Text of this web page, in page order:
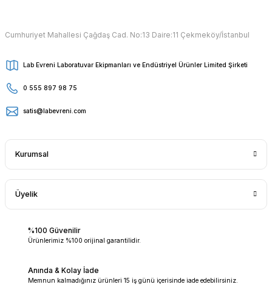
Cumhuriyet Mahallesi Çağdaş Cad. No:13 Daire:11 Çekmeköy/İstanbul
Lab Evreni Laboratuvar Ekipmanları ve Endüstriyel Ürünler Limited Şirketi
0 555 897 98 75
satis@labevreni.com
Kurumsal
Üyelik
%100 Güvenilir
Ürünlerimiz %100 orijinal garantilidir.
Anında & Kolay İade
Memnun kalmadığınız ürünleri 15 iş günü içerisinde iade edebilirsiniz.